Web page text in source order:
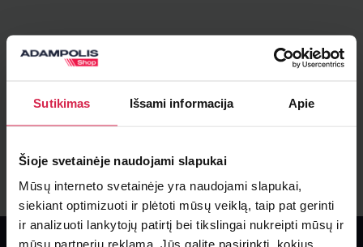
Sutikimas Išsami informacija Apie
Šioje svetainėje naudojami slapukai
Mūsų interneto svetainėje yra naudojami slapukai,
siekiant optimizuoti ir plėtoti mūsų veiklą, taip pat gerinti
ir analizuoti lankytojų patirtį bei tikslingai nukreipti mūsų ir
mūsų partnerių reklamą. Jūs galite pasirinkti, kokius